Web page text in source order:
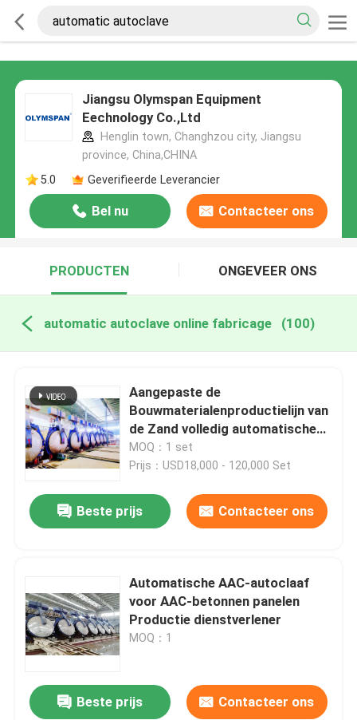
Jiangsu Olymspan Equipment
Eechnology Co.,Ltd
Henglin town, Changhzou city, Jiangsu
province, China,CHINA
5.0
Geverifieerde Leverancier
Bel nu Contacteer ons
PRODUCTEN ONGEVEER ONS
automatic autoclave online fabricage (100)
Aangepaste de
Bouwmaterialenproductielijn van
de Zand volledig automatische
autoclaaf Voor hout
MOQ：1 set
Prijs：USD18,000 - 120,000 Set
Beste prijs Contacteer ons
Automatische AAC-autoclaaf
voor AAC-betonnen panelen
Productie dienstverlener
MOQ：1
Beste prijs Contacteer ons